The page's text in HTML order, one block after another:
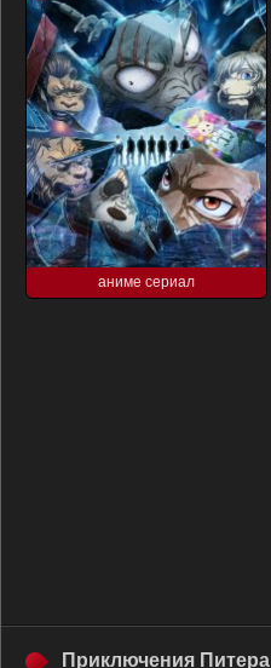
аниме сериал
Приключения Питера